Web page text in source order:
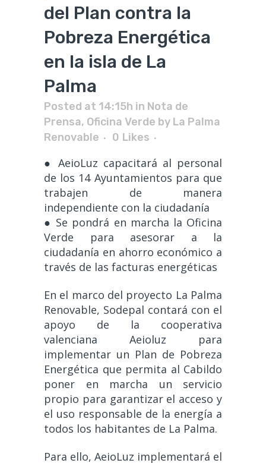
del Plan contra la
Pobreza Energética
en la isla de La
Palma
Posted at 14:15h in Nota de
Prensa, Oficina Verde by La Palma
Renovable
0 Likes
● AeioLuz capacitará al personal
de los 14 Ayuntamientos para que
trabajen de manera
independiente con la ciudadanía
● Se pondrá en marcha la Oficina
Verde para asesorar a la
ciudadanía en ahorro económico a
través de las facturas energéticas
En el marco del proyecto La Palma
Renovable, Sodepal contará con el
apoyo de la cooperativa
valenciana Aeioluz para
implementar un Plan de Pobreza
Energética que permita al Cabildo
poner en marcha un servicio
propio para garantizar el acceso y
el uso responsable de la energía a
todos los habitantes de La Palma.
Para ello, AeioLuz implementará el